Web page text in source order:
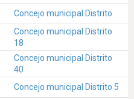
Concejo municipal Distrito
Concejo municipal Distrito
18
Concejo municipal Distrito
40
Concejo municipal Distrito 5